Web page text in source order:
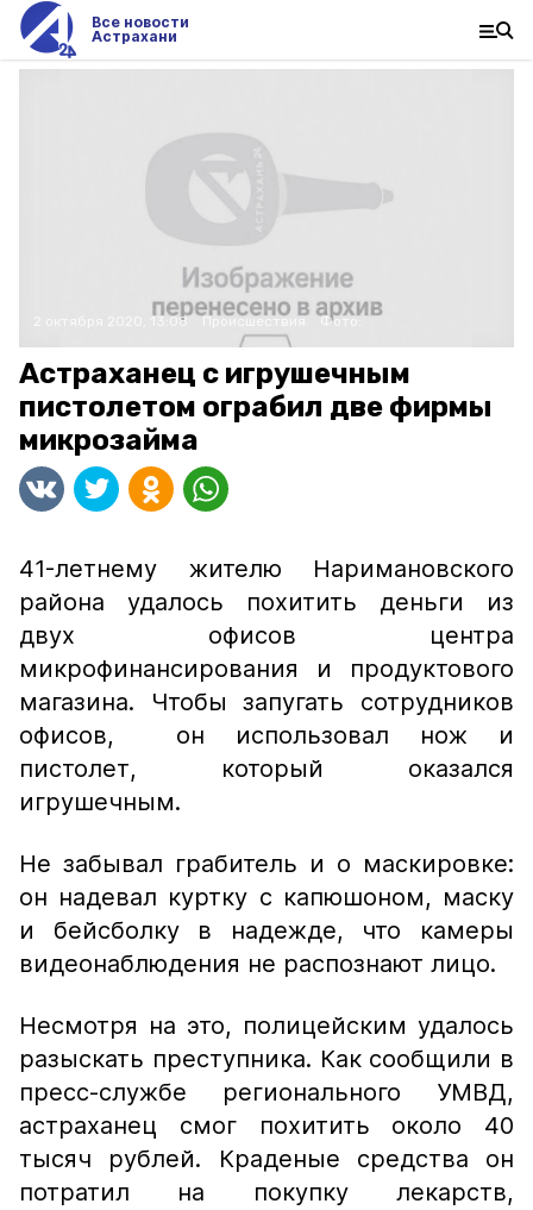
Все новости
Астрахани
2 октября 2020, 13:08 Происшествия Фото:
Астраханец с игрушечным
пистолетом ограбил две фирмы
микрозайма
41-летнему жителю Наримановского
района удалось похитить деньги из
двух офисов центра
микрофинансирования и продуктового
магазина. Чтобы запугать сотрудников
офисов, он использовал нож и
пистолет, который оказался
игрушечным.
Не забывал грабитель и о маскировке:
он надевал куртку с капюшоном, маску
и бейсболку в надежде, что камеры
видеонаблюдения не распознают лицо.
Несмотря на это, полицейским удалось
разыскать преступника. Как сообщили в
пресс-службе регионального УМВД,
астраханец смог похитить около 40
тысяч рублей. Краденые средства он
потратил на покупку лекарств,